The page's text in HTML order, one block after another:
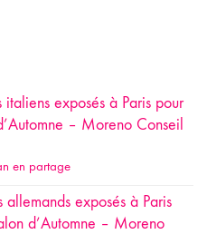
exposés à Paris pour
– Moreno Conseil
en partage
exposés à Paris
d’Automne – Moreno